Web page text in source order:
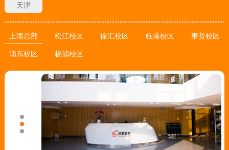
天津
上海总部 松江校区 徐汇校区 临港校区 奉贤校区
浦东校区 杨浦校区